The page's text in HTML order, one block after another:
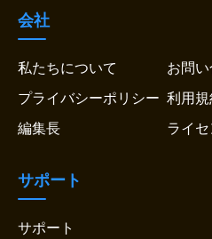
会社
私たちについて
お問
プライバシーポリシー 利用規
編集長
ライ
サポート
サポート